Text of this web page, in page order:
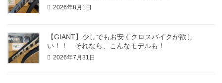
2026年8月1日
【GIANT】少しでもお安くクロスバイクが欲し
い！！ それなら、こんなモデルも！
2026年7月31日